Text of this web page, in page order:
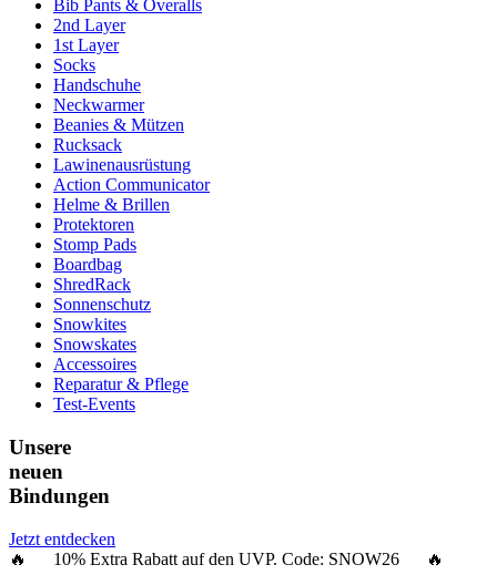
Bib Pants & Overalls
2nd Layer
1st Layer
Socks
Handschuhe
Neckwarmer
Beanies & Mützen
Rucksack
Lawinenausrüstung
Action Communicator
Helme & Brillen
Protektoren
Stomp Pads
Boardbag
ShredRack
Sonnenschutz
Snowkites
Snowskates
Accessoires
Reparatur & Pflege
Test-Events
Unsere
neuen
Bindungen
Jetzt entdecken
🔥 10% Extra Rabatt auf den UVP. Code: SNOW26 🔥